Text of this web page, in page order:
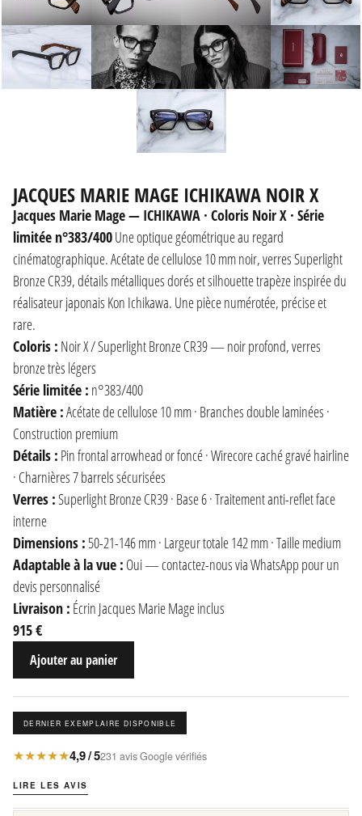
JACQUES MARIE MAGE ICHIKAWA NOIR X
Jacques Marie Mage — ICHIKAWA · Coloris Noir X · Série
limitée n°383/400Une optique géométrique au regard
cinématographique. Acétate de cellulose 10 mm noir, verres Superlight
Bronze CR39, détails métalliques dorés et silhouette trapèze inspirée du
réalisateur japonais Kon Ichikawa. Une pièce numérotée, précise et
rare.
Coloris : Noir X / Superlight Bronze CR39 — noir profond, verres
bronze très légers
Série limitée : n°383/400
Matière :Acétate de cellulose 10 mm · Branches double laminées ·
Construction premium
Détails : Pin frontal arrowhead or foncé · Wirecore caché gravé hairline
· Charnières 7 barrels sécurisées
Verres : Superlight Bronze CR39 · Base 6 · Traitement anti-reflet face
interne
Dimensions : 50-21-146 mm · Largeur totale 142 mm · Taille medium
Adaptable à la vue : Oui — contactez-nous via WhatsApp pour un
devis personnalisé
Livraison : Écrin Jacques Marie Mage inclus
915 €
Ajouter au panier
DERNIER EXEMPLAIRE DISPONIBLE
★★★★★4,9 / 5231 avis Google vérifiés
LIRE LES AVIS